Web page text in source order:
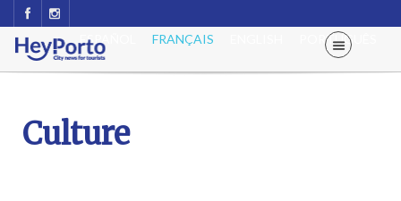
PORTUGUÊS
FRANÇAIS
ESPAÑOL
Culture